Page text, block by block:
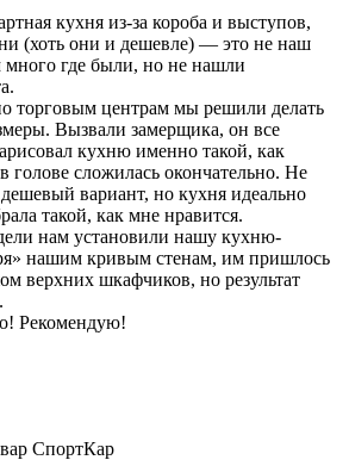
кухня из-за короба и выступов,
(хоть они и дешевле) — это не наш
где были, но не нашли
торговым центрам мы решили делать
Вызвали замерщика, он все
кухню именно такой, как
голове сложилась окончательно. Не
вариант, но кухня идеально
такой, как мне нравится.
нам установили нашу кухню-
нашим кривым стенам, им пришлось
верхних шкафчиков, но результат
Рекомендую!
СпортКар